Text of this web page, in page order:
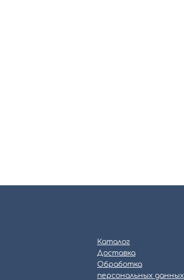
Каталог
Доставка
Обработка
персональных данных